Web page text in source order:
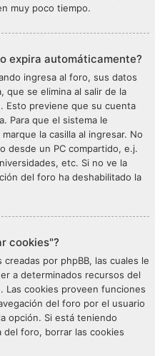
muy poco tiempo.
expira automáticamente?
ingresa al foro, sus datos
que se elimina al salir de la
Esto previene que su cuenta
Para que el sistema le
la casilla al ingresar. No
desde un PC compartido, e.j.
etc. Si no ve la
del foro ha deshabilitado la
cookies"?
por phpBB, las cuales le
a determinados recursos del
Las cookies proveen funciones
del foro por el usuario
opción. Si está teniendo
del foro, borrar las cookies